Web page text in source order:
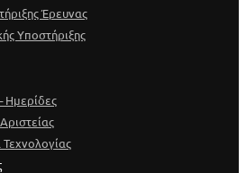
Έρευνας
Υποστήριξης
Ημερίδες